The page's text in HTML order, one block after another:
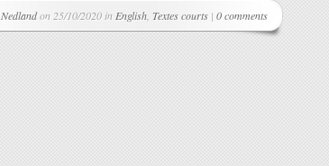
Nedlandon 25/10/2020 in English Textes courts | 0 comments